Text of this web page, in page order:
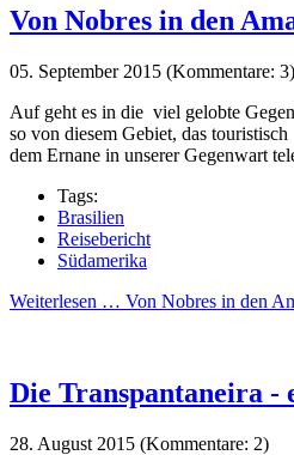
Von Nobres in den
05. September 2015 (Kommentare: 3)
Auf geht es in die viel gelobte
so von diesem Gebiet, das
dem Ernane in unserer Gegenwart
Tags:
Brasilien
Reisebericht
Südamerika
Weiterlesen … Von Nobres in den
Die Transpantaneira -
28. August 2015 (Kommentare: 2)